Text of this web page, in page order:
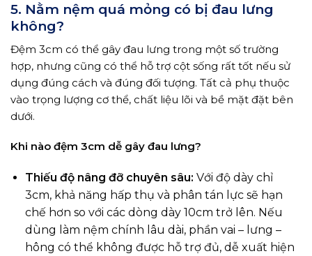
5. Nằm nệm quá mỏng có bị đau lưng
không?
Đệm 3cm có thể gây đau lưng trong một số trường
hợp, nhưng cũng có thể hỗ trợ cột sống rất tốt nếu sử
dụng đúng cách và đúng đối tượng. Tất cả phụ thuộc
vào trọng lượng cơ thể, chất liệu lõi và bề mặt đặt bên
dưới.
Khi nào đệm 3cm dễ gây đau lưng?
Thiếu độ nâng đỡ chuyên sâu: Với độ dày chỉ
3cm, khả năng hấp thụ và phân tán lực sẽ hạn
chế hơn so với các dòng dày 10cm trở lên. Nếu
dùng làm nệm chính lâu dài, phần vai – lưng –
hông có thể không được hỗ trợ đủ, dễ xuất hiện